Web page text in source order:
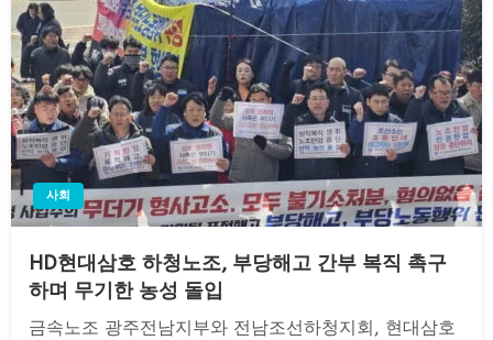
사회
HD현대삼호 하청노조, 부당해고 간부 복직 촉구
하며 무기한 농성 돌입
금속노조 광주전남지부와 전남조선하청지회, 현대삼호